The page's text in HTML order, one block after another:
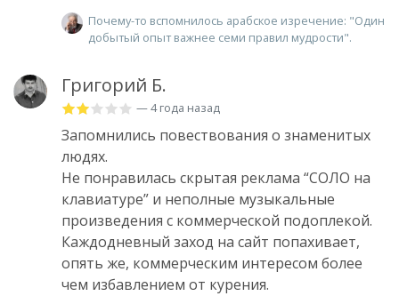
Почему-то вспомнилось арабское изречение: "Один
добытый опыт важнее семи правил мудрости".
Григорий Б.
— 4 года назад
Запомнились повествования о знаменитых
людях.
Не понравилась скрытая реклама “СОЛО на
клавиатуре” и неполные музыкальные
произведения с коммерческой подоплекой.
Каждодневный заход на сайт попахивает,
опять же, коммерческим интересом более
чем избавлением от курения.